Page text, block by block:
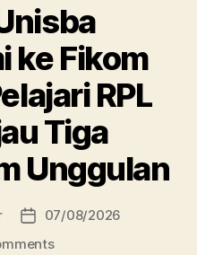
ke Fikom
RPL
Tiga
Unggulan
Post07/08/2026
on